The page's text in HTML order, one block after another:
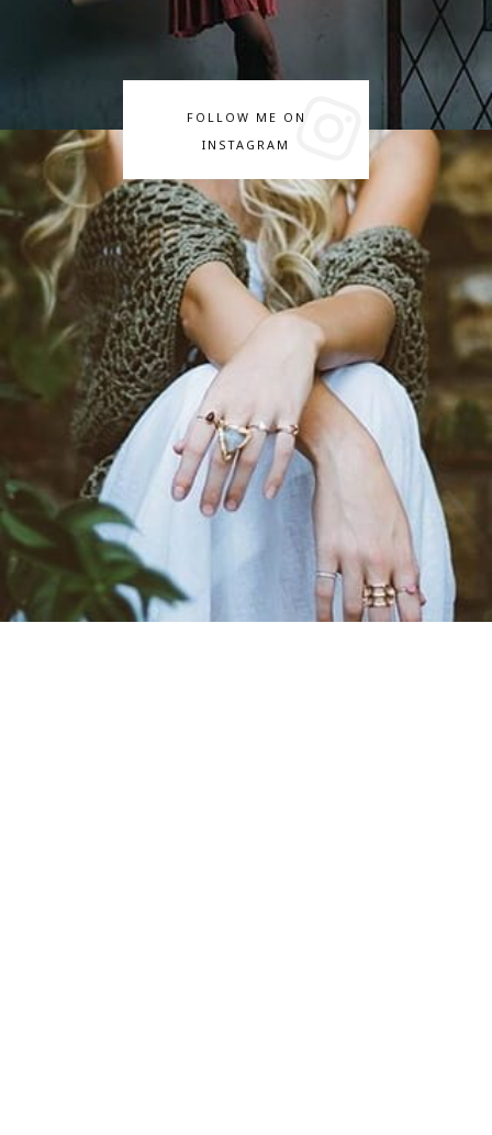
FOLLOW ME ON
INSTAGRAM